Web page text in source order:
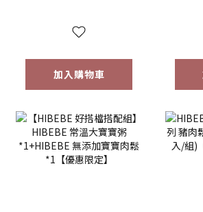
6m+｜常溫｜【優
加入購物車